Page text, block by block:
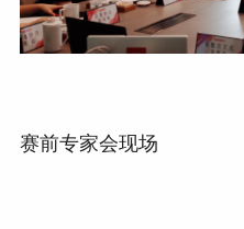
赛前专家会现场